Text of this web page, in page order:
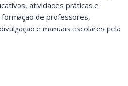
atividades práticas e
de professores,
e manuais escolares pela